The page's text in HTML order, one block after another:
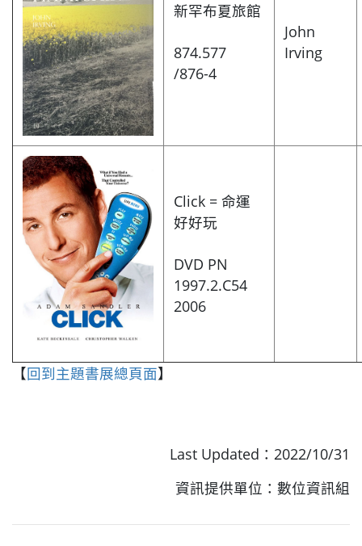
新罕布夏旅館
874.577
/876-4
John
Irving
Click = 命運
好好玩
DVD PN
1997.2.C54
2006
【回到主題書展總頁面】
Last Updated：2022/10/31
資訊提供單位：數位資訊組